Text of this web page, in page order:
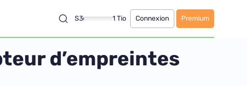
S3 1 Tio Connexion Premium
d’empreintes